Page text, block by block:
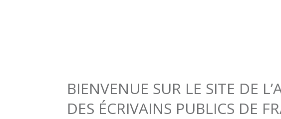
BIENVENUE SUR LE SITE DE
DES ÉCRIVAINS PUBLICS DE